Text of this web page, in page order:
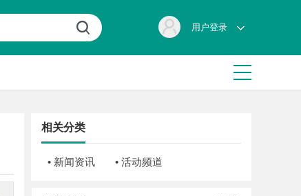
用户登录
相关分类
• 新闻资讯 • 活动频道